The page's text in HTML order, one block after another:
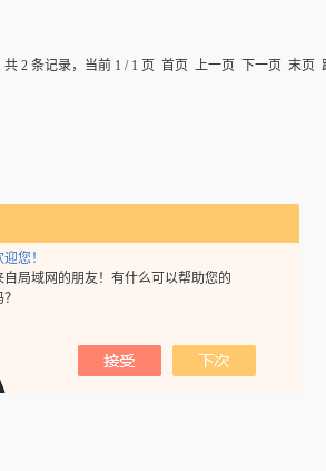
迎您！
自局域网的朋友！有什么可以帮助您的
共 2 条记录，当前 1 / 1 页 首页 上一页 下一页 末页